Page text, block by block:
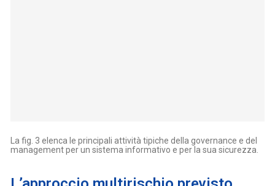
La fig. 3 elenca le principali attività tipiche della governance e del
management per un sistema informativo e per la sua sicurezza.